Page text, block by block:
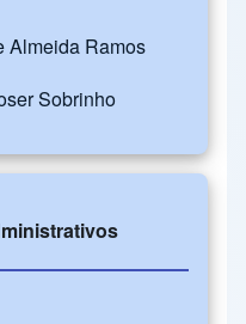
Almeida Ramos
Sobrinho